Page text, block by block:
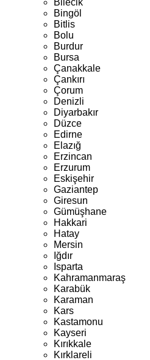
Bilecik
Bingöl
Bitlis
Bolu
Burdur
Bursa
Çanakkale
Çankırı
Çorum
Denizli
Diyarbakır
Düzce
Edirne
Elazığ
Erzincan
Erzurum
Eskişehir
Gaziantep
Giresun
Gümüşhane
Hakkari
Hatay
Mersin
Iğdır
Isparta
Kahramanmaraş
Karabük
Karaman
Kars
Kastamonu
Kayseri
Kırıkkale
Kırklareli